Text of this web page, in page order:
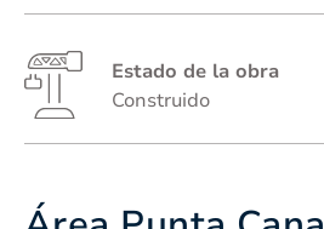
Estado de la obra
Construido